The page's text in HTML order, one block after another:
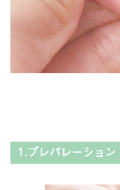
1.プレパレーション